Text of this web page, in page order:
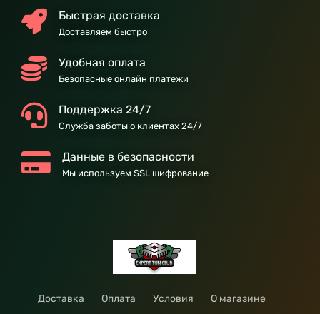
Быстрая доставка
Доставляем быстро
Удобная оплата
Безопасные онлайн платежи
Поддержка 24/7
Служба заботы о клиентах 24/7
Данные в безопасности
Мы используем SSL шифрование
Доставка Оплата Условия
О магазине